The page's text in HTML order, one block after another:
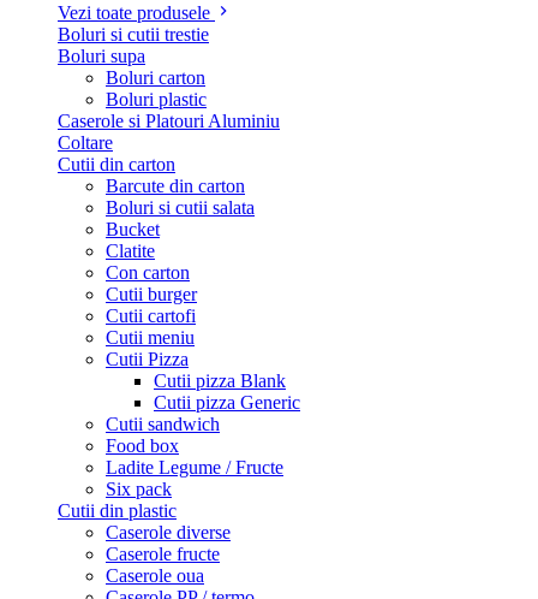
Vezi toate produsele
Boluri si cutii trestie
Boluri supa
Boluri carton
Boluri plastic
Caserole si Platouri Aluminiu
Coltare
Cutii din carton
Barcute din carton
Boluri si cutii salata
Bucket
Clatite
Con carton
Cutii burger
Cutii cartofi
Cutii meniu
Cutii Pizza
Cutii pizza Blank
Cutii pizza Generic
Cutii sandwich
Food box
Ladite Legume / Fructe
Six pack
Cutii din plastic
Caserole diverse
Caserole fructe
Caserole oua